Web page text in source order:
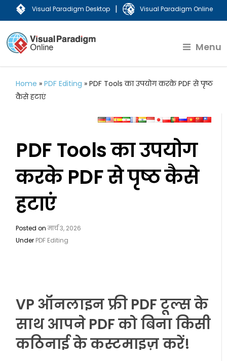
Visual Paradigm Desktop | Visual Paradigm Online
Menu
Home »PDF Editing »PDF Tools का उपयोग करके PDF से पृष्ठ
कैसे हटाएं
PDF Tools का उपयोग
करके PDF से पृष्ठ कैसे
हटाएं
Posted onमार्च 3, 2026
Under PDF Editing
VP ऑनलाइन फ्री PDF टूल्स के
साथ आपने PDF को बिना किसी
कठिनाई के कस्टमाइज़ करें!